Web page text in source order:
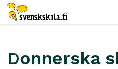
Donnerska